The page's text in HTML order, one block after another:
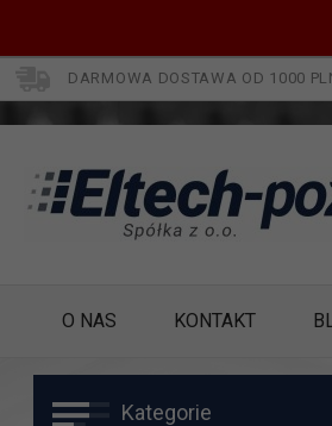
DARMOWA DOSTAWA OD 1000
O NAS KONTAKT
Kategorie